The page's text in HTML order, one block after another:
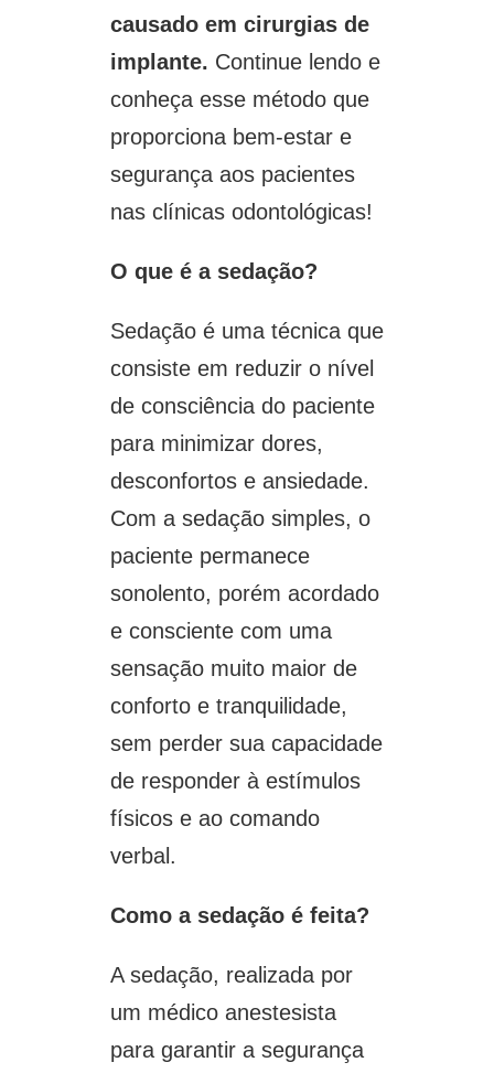
causado em cirurgias de
implante. Continue lendo e
conheça esse método que
proporciona bem-estar e
segurança aos pacientes
nas clínicas odontológicas!
O que é a sedação?
Sedação é uma técnica que
consiste em reduzir o nível
de consciência do paciente
para minimizar dores,
desconfortos e ansiedade.
Com a sedação simples, o
paciente permanece
sonolento, porém acordado
e consciente com uma
sensação muito maior de
conforto e tranquilidade,
sem perder sua capacidade
de responder à estímulos
físicos e ao comando
verbal.
Como a sedação é feita?
A sedação, realizada por
um médico anestesista
para garantir a segurança